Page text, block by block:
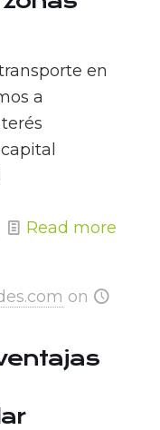
en
a
Read more
on